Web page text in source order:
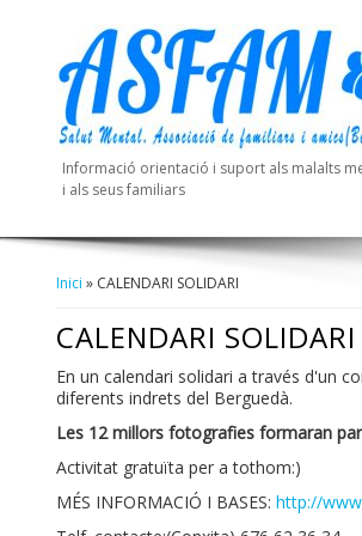
Informació orientació i suport als malalts
i als seus familiars
Inici » CALENDARI SOLIDARI
CALENDARI SOLIDARI
En un calendari solidari a través d'un
diferents indrets del Berguedà.
Les 12 millors fotografies formaran
Activitat gratuïta per a tothom:)
MÉS INFORMACIÓ I BASES: http://